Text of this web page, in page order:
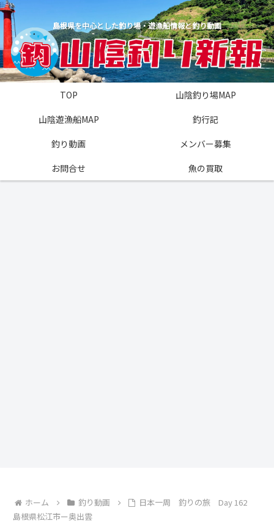
島根県を中心とした釣り場・遊漁船情報と釣り動画
TOP
山陰釣り場MAP
山陰遊漁船MAP
釣行記
釣り動画
メンバー募集
お問合せ
魚の買取
ホーム 釣り動画
日本一周 釣りの旅 Day 162
島根県松江市ー奥出雲